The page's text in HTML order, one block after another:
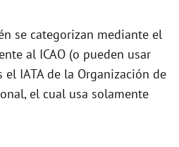
se categorizan mediante el
al ICAO (o pueden usar
el IATA de la Organización de
el cual usa solamente